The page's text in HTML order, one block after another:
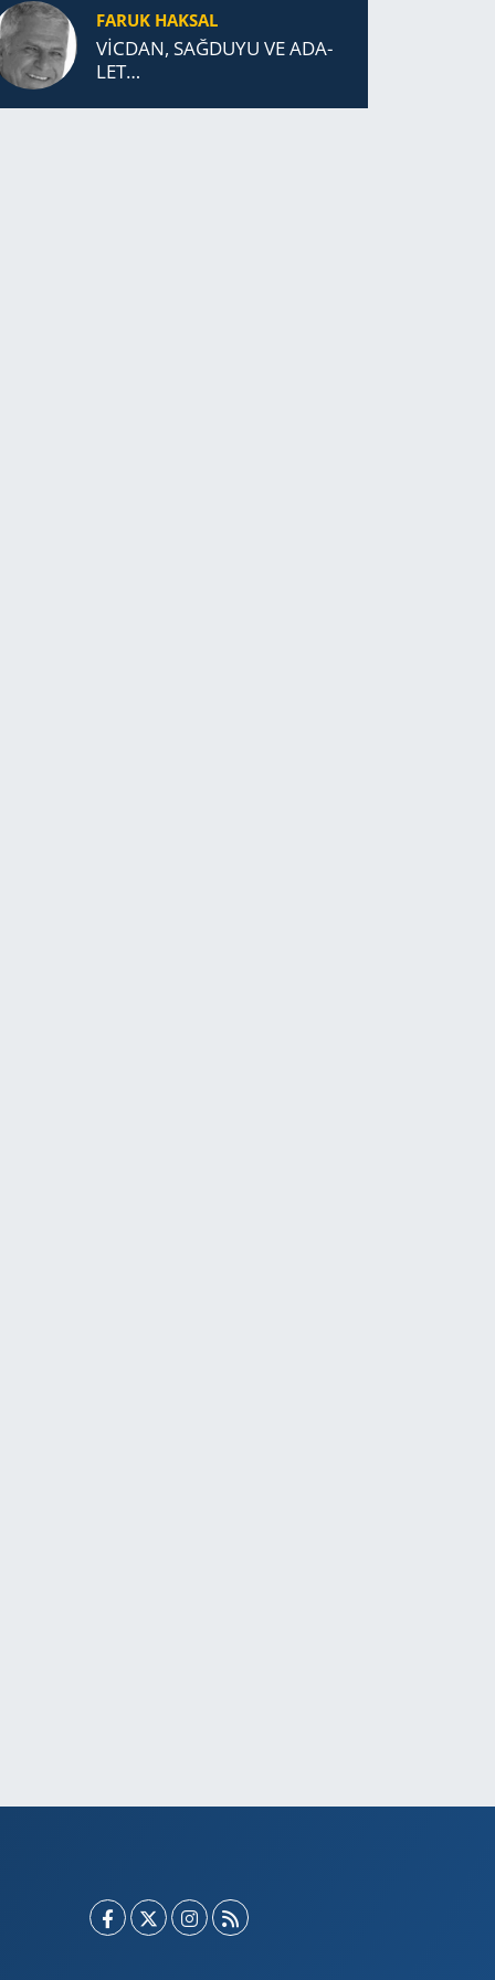
FARUK HAKSAL
VİCDAN, SAĞ­DU­YU VE ADA­
LET…